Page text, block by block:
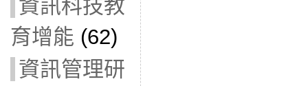
資訊科技教
育增能 (62)
資訊管理研